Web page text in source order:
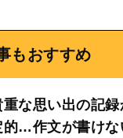
もおすすめ
な思い出の記
的…作文が書けな